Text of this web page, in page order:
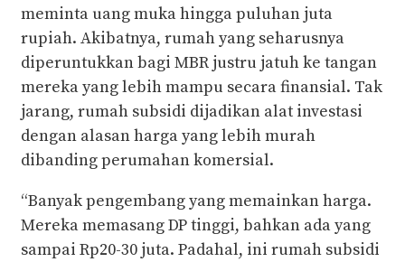
meminta uang muka hingga puluhan juta
rupiah. Akibatnya, rumah yang seharusnya
diperuntukkan bagi MBR justru jatuh ke tangan
mereka yang lebih mampu secara finansial. Tak
jarang, rumah subsidi dijadikan alat investasi
dengan alasan harga yang lebih murah
dibanding perumahan komersial.
“Banyak pengembang yang memainkan harga.
Mereka memasang DP tinggi, bahkan ada yang
sampai Rp20-30 juta. Padahal, ini rumah subsidi